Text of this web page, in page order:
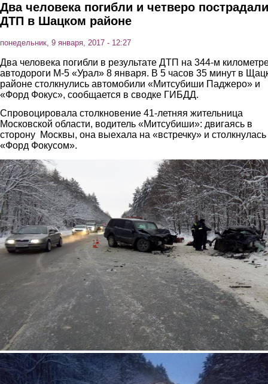
Два человека погибли и четверо
ДТП в Шацком районе
понедельник, 9 января, 2017 - 12:27
Два человека погибли в результате ДТП на 344-м
автодороги М-5 «Урал» 8 января. В 5 часов 35 минут в
районе столкнулись автомобили «Митсубиши Паджеро» и
«Форд Фокус», сообщается в сводке ГИБДД.
Спровоцировала столкновение 41-летняя жительница
Московской области, водитель «Митсубиши»: двигаясь в
сторону Москвы, она выехала на «встречку» и столкнулась
«Форд Фокусом».
1.jpg
2.jpg